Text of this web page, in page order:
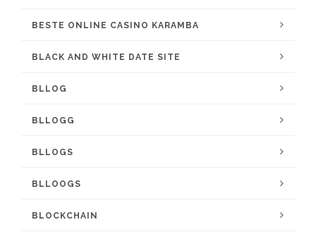
BESTE ONLINE CASINO KARAMBA
BLACK AND WHITE DATE SITE
BLLOG
BLLOGG
BLLOGS
BLLOOGS
BLOCKCHAIN